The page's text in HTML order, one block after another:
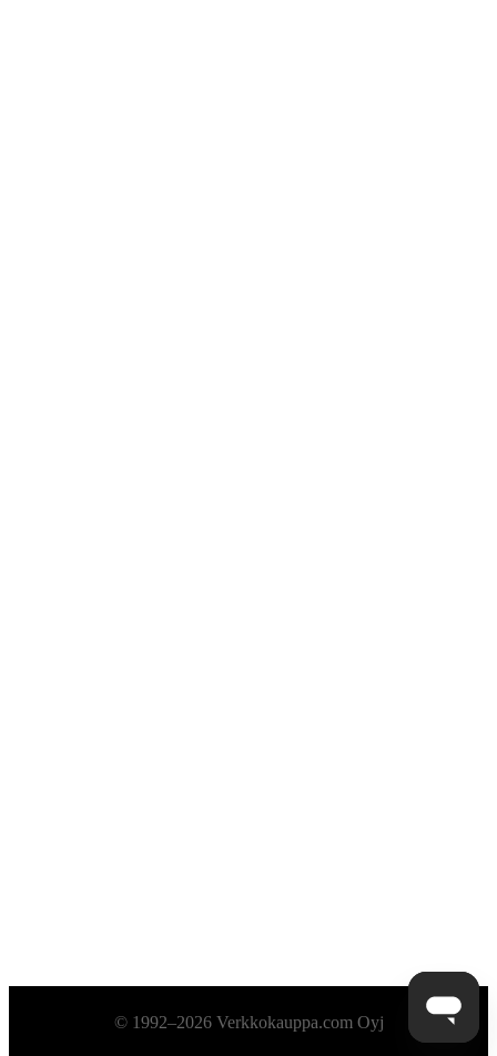
Alatunniste© 1992–2026 Verkkokauppa.com Oyj